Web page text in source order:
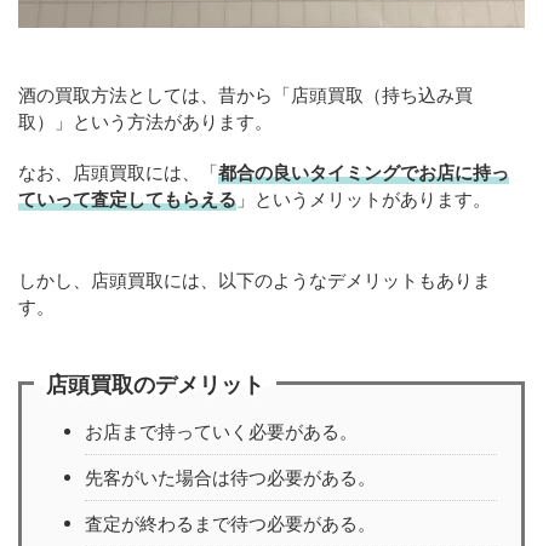
酒の買取方法としては、昔から「店頭買取（持ち込み買
取）」という方法があります。
なお、店頭買取には、「都合の良いタイミングでお店に持っ
ていって査定してもらえる 」というメリットがあります。
しかし、店頭買取には、以下のようなデメリットもありま
す。
店頭買取のデメリット
お店まで持っていく必要がある。
先客がいた場合は待つ必要がある。
査定が終わるまで待つ必要がある。